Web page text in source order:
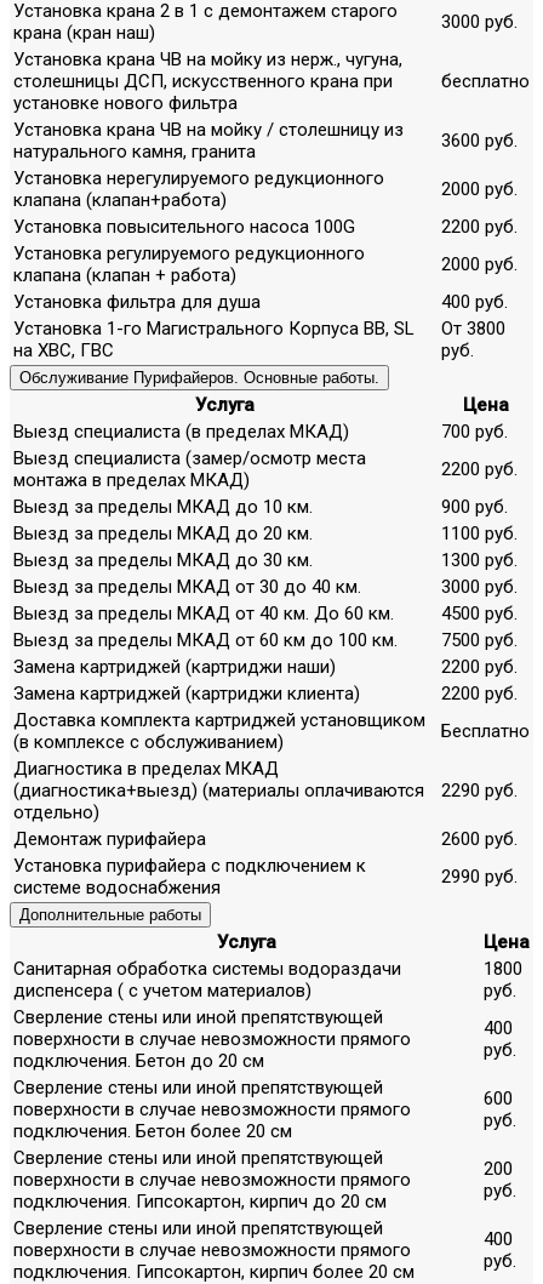
Установка крана 2 в 1 с демонтажем старого
крана (кран наш)
3000 руб.
Установка крана ЧВ на мойку из нерж., чугуна,
столешницы ДСП, искусственного крана при
установке нового фильтра
бесплатно
Установка крана ЧВ на мойку / столешницу из
натурального камня, гранита
3600 руб.
Установка нерегулируемого редукционного
клапана (клапан+работа)
2000 руб.
Установка повысительного насоса 100G
2200 руб.
Установка регулируемого редукционного
клапана (клапан + работа)
2000 руб.
Установка фильтра для душа
400 руб.
Установка 1-го Магистрального Корпуса ВВ, SL
на ХВС, ГВС
От 3800
руб.
Обслуживание Пурифайеров. Основные работы.
Услуга
Цена
Выезд специалиста (в пределах МКАД)
700 руб.
Выезд специалиста (замер/осмотр места
монтажа в пределах МКАД)
2200 руб.
Выезд за пределы МКАД до 10 км.
900 руб.
Выезд за пределы МКАД до 20 км.
1100 руб.
Выезд за пределы МКАД до 30 км.
1300 руб.
Выезд за пределы МКАД от 30 до 40 км.
3000 руб.
Выезд за пределы МКАД от 40 км. До 60 км.
4500 руб.
Выезд за пределы МКАД от 60 км до 100 км.
7500 руб.
Замена картриджей (картриджи наши)
2200 руб.
Замена картриджей (картриджи клиента)
2200 руб.
Доставка комплекта картриджей установщиком
(в комплексе с обслуживанием)
Бесплатно
Диагностика в пределах МКАД
(диагностика+выезд) (материалы оплачиваются
отдельно)
2290 руб.
Демонтаж пурифайера
2600 руб.
Установка пурифайера с подключением к
системе водоснабжения
2990 руб.
Дополнительные работы
Услуга
Цена
Санитарная обработка системы водораздачи
диспенсера ( с учетом материалов)
1800
руб.
Сверление стены или иной препятствующей
поверхности в случае невозможности прямого
подключения. Бетон до 20 см
400
руб.
Сверление стены или иной препятствующей
поверхности в случае невозможности прямого
подключения. Бетон более 20 см
600
руб.
Сверление стены или иной препятствующей
поверхности в случае невозможности прямого
подключения. Гипсокартон, кирпич до 20 см
200
руб.
Сверление стены или иной препятствующей
поверхности в случае невозможности прямого
подключения. Гипсокартон, кирпич более 20 см
400
руб.